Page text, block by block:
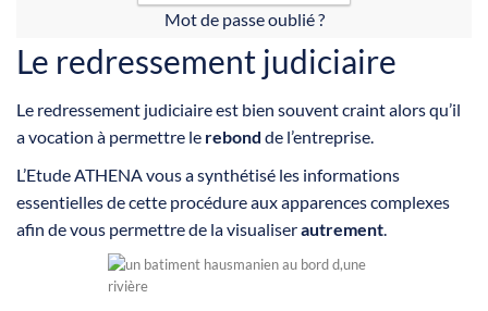
Mot de passe oublié ?
Le redressement judiciaire
Le redressement judiciaire est bien souvent craint alors qu’il
a vocation à permettre le rebond de l’entreprise.
L’Etude ATHENA vous a synthétisé les informations
essentielles de cette procédure aux apparences complexes
afin de vous permettre de la visualiserautrement.